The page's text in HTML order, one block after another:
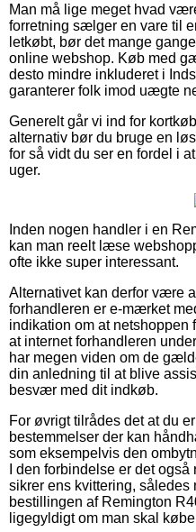
Man må lige meget hvad
forretning sælger en vare til
letkøbt, bør det mange
online webshop. Køb med
desto mindre inkluderet i
garanterer folk imod uægte
Generelt går vi ind for
alternativ bør du bruge en
for så vidt du ser en fordel i
uger.
Inden nogen handler i en
kan man reelt læse
ofte ikke super interessant.
Alternativet kan derfor være
forhandleren er e-mærket
indikation om at netshoppen
at internet forhandleren
har megen viden om de
din anledning til at blive
besvær med dit indkøb.
For øvrigt tilrådes det at du
bestemmelser der kan
som eksempelvis den
I den forbindelse er det
sikrer ens kvittering,
bestillingen af Remington
ligegyldigt om man skal